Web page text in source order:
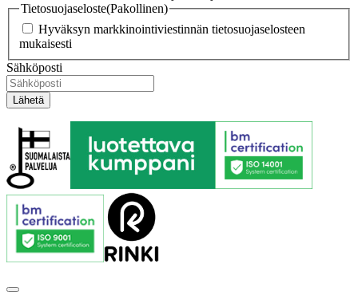
Tietosuojaseloste(Pakollinen)
Hyväksyn markkinointiviestinnän tietosuojaselosteen
mukaisesti
Sähköposti